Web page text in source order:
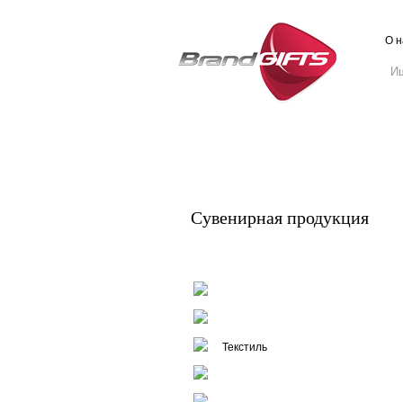
О
Сувенирная продукция
Текстиль